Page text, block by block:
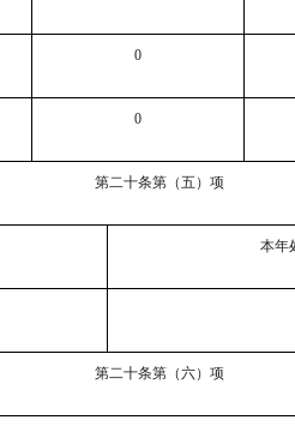
0
0
第二十条第（五）项
本年
第二十条第（六）项